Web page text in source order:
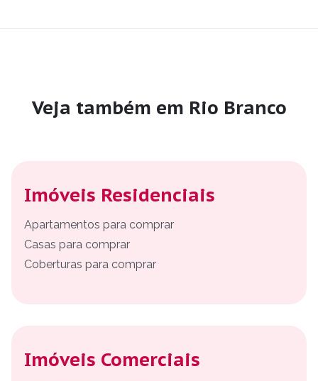
Veja também em Rio Branco
Imóveis Residenciais
Apartamentos para comprar
Casas para comprar
Coberturas para comprar
Imóveis Comerciais